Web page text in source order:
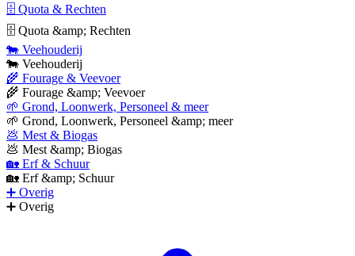
🗄 Quota & Rechten
🗄 Quota &amp; Rechten
🐄 Veehouderij
🐄 Veehouderij
🌾 Fourage & Veevoer
🌾 Fourage &amp; Veevoer
🌱 Grond, Loonwerk, Personeel & meer
🌱 Grond, Loonwerk, Personeel &amp; meer
💩 Mest & Biogas
💩 Mest &amp; Biogas
🏡 Erf & Schuur
🏡 Erf &amp; Schuur
➕ Overig
➕ Overig